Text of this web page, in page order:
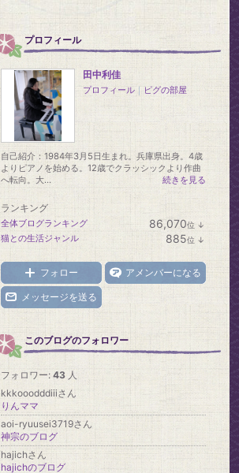
プロフィール
田中利佳
プロフィール ｜ ピグの部屋
自己紹介：1984年3月5日生まれ。兵庫県出身。4歳
よりピアノを始める。12歳でクラッシックより作曲
へ転向。大...
続きを見る
ランキング
全体ブログランキング 86,070位 ↓
ン
猫との生活ジャンル 885位 ↓
ン
フォロー アメンバーになる
メッセージを送る
このブログのフォロワー
フォロワー: 43 人
kkkooodddiiiさん
りんママ
aoi-ryuusei3719さん
神宗のブログ
hajichさん
hajichのブログ